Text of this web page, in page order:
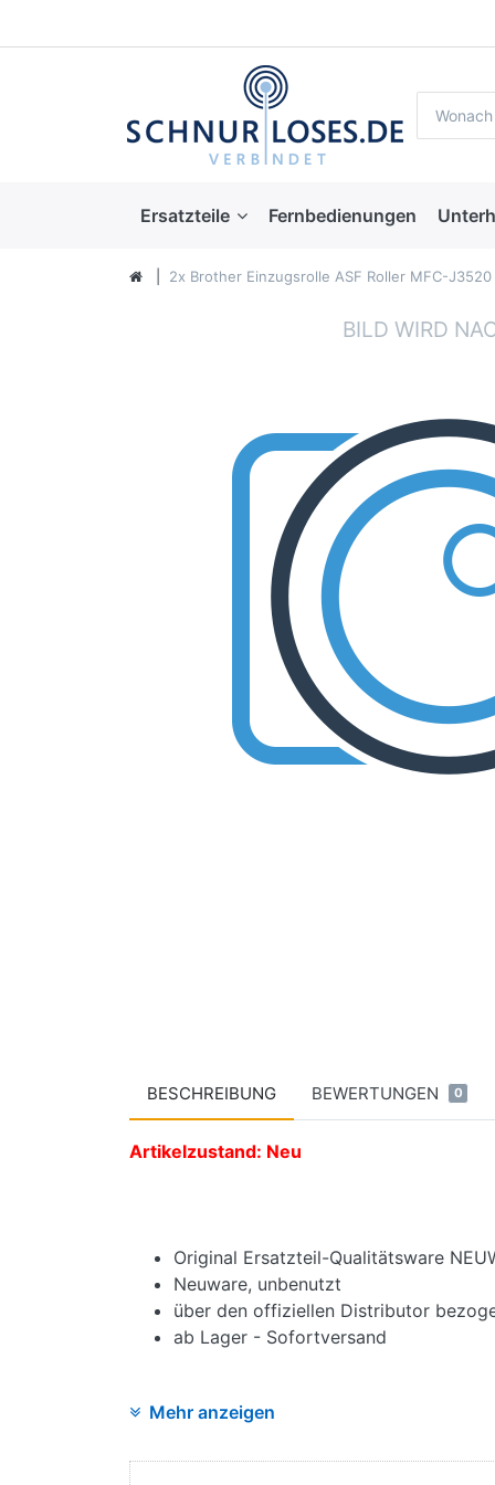
Ersatzteile Fernbedienungen
2x Brother Einzugsrolle ASF Roller MFC-
BESCHREIBUNG BEWERTUNGEN 0
Artikelzustand: Neu
Original Ersatzteil-Qualitätsware
Neuware, unbenutzt
über den offiziellen Distributor
ab Lager - Sofortversand
Angaben zur Produktsicherheit:
Mehr anzeigen